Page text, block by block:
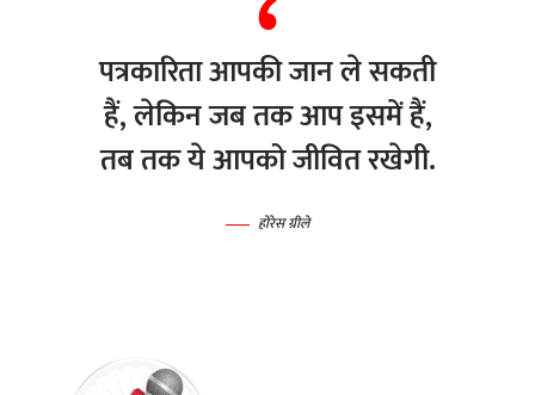
पत्रकारिता आपकी जान ले सकती
हैं, लेकिन जब तक आप इसमें हैं,
तब तक ये आपको जीवित रखेगी.
होरेस ग्रीले